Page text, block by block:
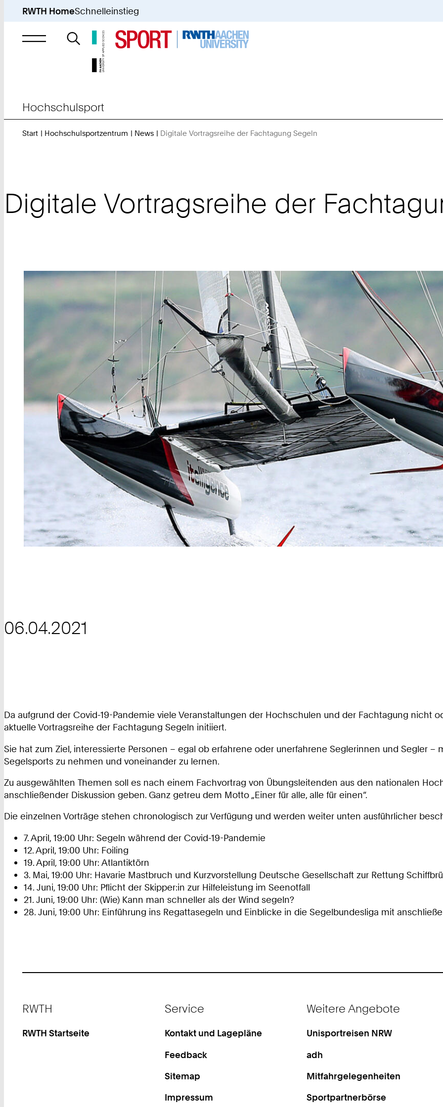
RWTH HomeSchnelleinstieg
Suche
nach
Hochschulsport
Start Hochschulsportzentrum News Digitale Vortragsreihe der Fachtagung Segeln
Digitale Vortragsreihe der
06.04.2021
Da aufgrund der Covid-19-Pandemie viele Veranstaltungen der Hochschulen und der Fachtagung nicht
aktuelle Vortragsreihe der Fachtagung Segeln initiiert.
Sie hat zum Ziel, interessierte Personen – egal ob erfahrene oder unerfahrene Seglerinnen und Segler
Segelsports zu nehmen und voneinander zu lernen.
Zu ausgewählten Themen soll es nach einem Fachvortrag von Übungsleitenden aus den nationalen
anschließender Diskussion geben. Ganz getreu dem Motto „Einer für alle, alle für einen“.
Die einzelnen Vorträge stehen chronologisch zur Verfügung und werden weiter unten ausführlicher
7. April, 19:00 Uhr: Segeln während der Covid-19-Pandemie
12. April, 19:00 Uhr: Foiling
19. April, 19:00 Uhr: Atlantiktörn
3. Mai, 19:00 Uhr: Havarie Mastbruch und Kurzvorstellung Deutsche Gesellschaft zur Rettung
14. Juni, 19:00 Uhr: Pflicht der Skipper:in zur Hilfeleistung im Seenotfall
21. Juni, 19:00 Uhr: (Wie) Kann man schneller als der Wind segeln?
28. Juni, 19:00 Uhr: Einführung ins Regattasegeln und Einblicke in die Segelbundesliga mit
RWTH
RWTH Startseite
Service
Kontakt und Lagepläne
Feedback
Sitemap
Impressum
Weitere Angebote
Unisportreisen NRW
adh
Mitfahrgelegenheiten
Sportpartnerbörse